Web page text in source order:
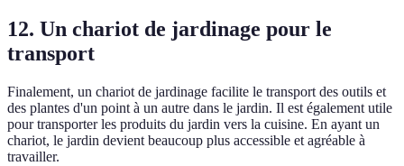
12. Un chariot de jardinage pour le
transport
Finalement, un chariot de jardinage facilite le transport des outils et
des plantes d'un point à un autre dans le jardin. Il est également utile
pour transporter les produits du jardin vers la cuisine. En ayant un
chariot, le jardin devient beaucoup plus accessible et agréable à
travailler.